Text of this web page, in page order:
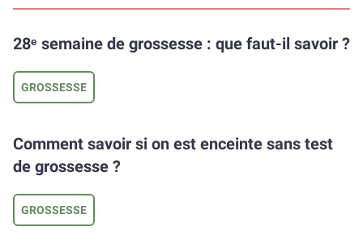
28ᵉ semaine de grossesse : que faut-il savoir ?
GROSSESSE
Comment savoir si on est enceinte sans test
de grossesse ?
GROSSESSE